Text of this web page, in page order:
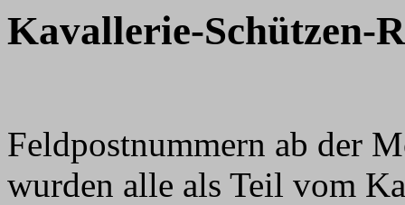
Kavallerie-Schützen-
Feldpostnummern ab der
wurden alle als Teil vom